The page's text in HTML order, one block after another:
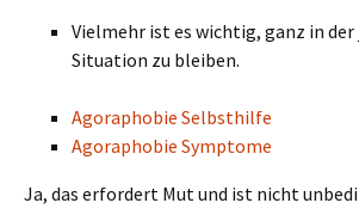
Vielmehr ist es wichtig, ganz in
Situation zu bleiben.
Agoraphobie Selbsthilfe
Agoraphobie Symptome
Ja, das erfordert Mut und ist nicht